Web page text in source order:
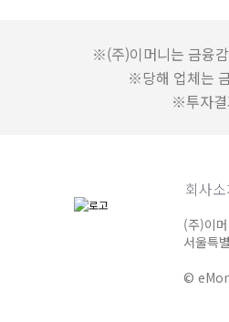
※(주)이머니는 금융
※당해 업체는
※투자결
회사소
(주)이
서울특
©